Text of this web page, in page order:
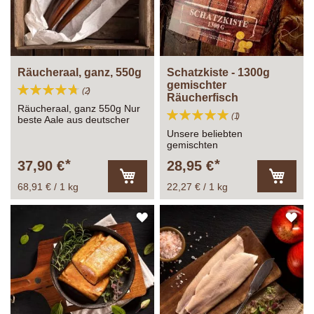
Räucheraal, ganz, 550g
Bewertung:
2
Räucheraal, ganz 550g Nur
beste Aale aus deutscher
37,90 €
68,91 € / 1 kg
den
Warenkorb
Schatzkiste - 1300g
gemischter
Räucherfisch
Bewertung:
1
Unsere beliebten
gemischten
super zum verschenken!
28,95 €
22,27 € / 1 kg
den
ZUR
WUNSCHLISTE
HINZUFÜGEN